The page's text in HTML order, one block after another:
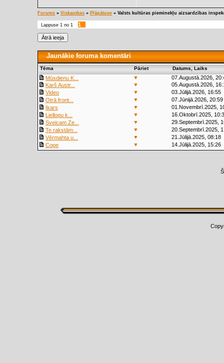
Forums » Viskautkas » Pļāpātuve » Valsts kultūras pieminekļu aizsardzības
Lappuse 1 no 1 1
Jaunākie foruma komentāri
Tēma Pāriet Datums, Laiks
Mūsdienu K... ▼
07.Augustā.2026,
Karš Austr...
▼
05.Augustā.2026,
Video
▼
03.Jūlijā.2026, 16:55
Otrā front...
▼
07.Jūnijā.2026, 20:59
Ikars
▼
01.Novembrī.2025,
Liellopu k...
▼
16.Oktobrī.2025,
Sveicam Ze...
▼
29.Septembrī.2025,
Te rakstām...
▼
20.Septembrī.2025,
Vērmahta u...
▼
21.Jūlijā.2025, 08:18
Cope
▼ 14.Jūlijā.2025, 15:26